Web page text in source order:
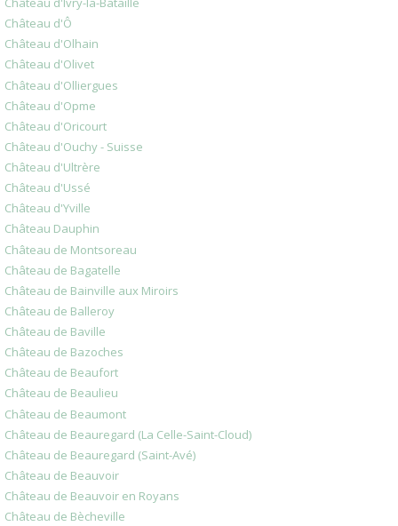
Château d'Ô
Château d'Olhain
Château d'Olivet
Château d'Olliergues
Château d'Opme
Château d'Oricourt
Château d'Ouchy - Suisse
Château d'Ultrère
Château d'Ussé
Château d'Yville
Château Dauphin
Château de Montsoreau
Château de Bagatelle
Château de Bainville aux Miroirs
Château de Balleroy
Château de Baville
Château de Bazoches
Château de Beaufort
Château de Beaulieu
Château de Beaumont
Château de Beauregard (La Celle-Saint-Cloud)
Château de Beauregard (Saint-Avé)
Château de Beauvoir
Château de Beauvoir en Royans
Château de Bècheville